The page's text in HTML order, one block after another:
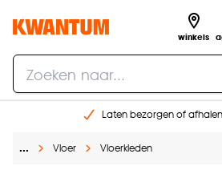
winkels
Laten bezorgen of
Gratis raam advies en
… Vloer Vloerkleden